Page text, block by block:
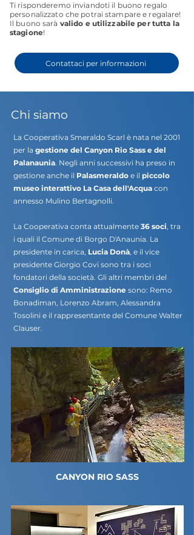
Ti risponderemo inviandoti il buono regalo
personalizzato che potrai stampare e regalare!
Il buono sarà valido e utilizzabile per tutta la
stagione!
Contattaci per informazioni
Chi siamo
La Cooperativa Smeraldo Scarl è nata nel 2001
per la gestione del Canyon Rio Sass e del
Palanaunia. Negli anni successivi ha preso in
gestione anche il Palasmeraldo e il piccolo
museo interattivo La Casa dell'Acqua con
annesso Mulino Bertagnolli.
La Cooperativa conta attualmente 36 soci, tra
i quali il Comune di Borgo D'Anaunia. La
presidente in carica, Lucia Donà, e il vice
presidente Giorgio Covi sono tra i soci
fondatori della società. Gli altri membri del
Consiglio di Amministrazione sono: Remo
Bonadiman, Lorenzo Abram, Alessandra
Tosolini e il rappresentante del Comune Walter
Clauser.
CANYON RIO SASS